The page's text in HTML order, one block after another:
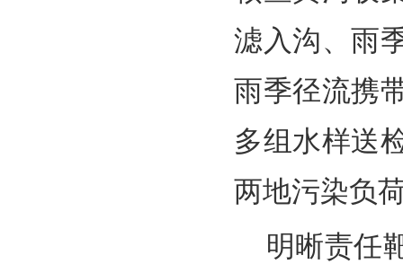
滤入沟、雨
雨季径流携
多组水样送
两地污染负
明晰责任